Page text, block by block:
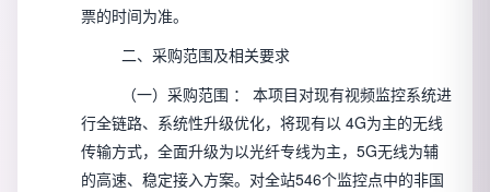
票的时间为准。
二、采购范围及相关要求
（一）采购范围 ：本项目对现有视频监控系统进
行全链路、系统性升级优化，将现有以 4G为主的无线
传输方式，全面升级为以光纤专线为主，5G无线为辅
的高速、稳定接入方案。对全站546个监控点中的非国